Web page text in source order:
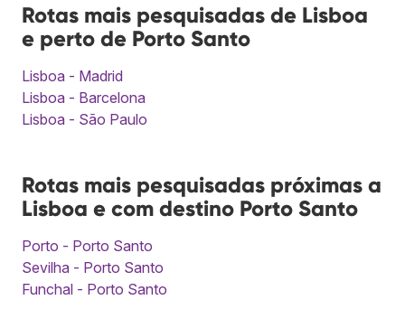
Rotas mais pesquisadas de Lisboa
e perto de Porto Santo
Lisboa - Madrid
Lisboa - Barcelona
Lisboa - São Paulo
Rotas mais pesquisadas próximas a
Lisboa e com destino Porto Santo
Porto - Porto Santo
Sevilha - Porto Santo
Funchal - Porto Santo